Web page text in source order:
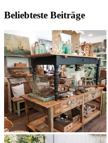
Beliebteste Beiträge